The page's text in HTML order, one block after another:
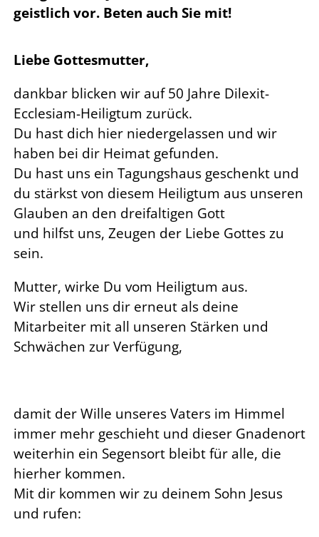
geistlich vor. Beten auch Sie mit!
Liebe Gottesmutter,
dankbar blicken wir auf 50 Jahre Dilexit-
Ecclesiam-Heiligtum zurück.
Du hast dich hier niedergelassen und wir
haben bei dir Heimat gefunden.
Du hast uns ein Tagungshaus geschenkt und
du stärkst von diesem Heiligtum aus unseren
Glauben an den dreifaltigen Gott
und hilfst uns, Zeugen der Liebe Gottes zu
sein.
Mutter, wirke Du vom Heiligtum aus.
Wir stellen uns dir erneut als deine
Mitarbeiter mit all unseren Stärken und
Schwächen zur Verfügung,
damit der Wille unseres Vaters im Himmel
immer mehr geschieht und dieser Gnadenort
weiterhin ein Segensort bleibt für alle, die
hierher kommen.
Mit dir kommen wir zu deinem Sohn Jesus
und rufen: